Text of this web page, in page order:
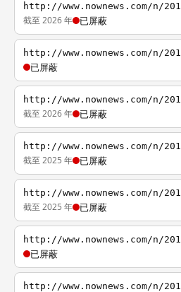
http://www.nownews.com/n/
截至 2026 年 已屏蔽
http://www.nownews.com/n/
已屏蔽
http://www.nownews.com/n/
截至 2026 年 已屏蔽
http://www.nownews.com/n/
截至 2025 年 已屏蔽
http://www.nownews.com/n/
截至 2025 年 已屏蔽
http://www.nownews.com/n/
已屏蔽
http://www.nownews.com/n/